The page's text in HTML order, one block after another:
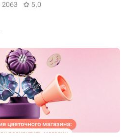
2063 5,0